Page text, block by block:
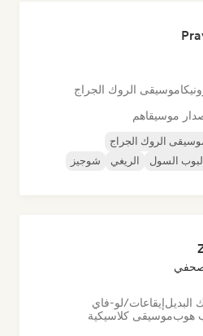
موسيقى الروك الجراج
موسيقاهم
الروك الجراج
السول الريغي
شوجيز
صحفي
البديلإيقاعات/لو-فاي
هوبموسيقى كلاسيكية